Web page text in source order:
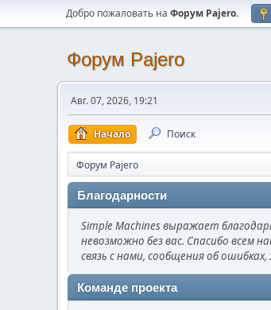
Добро пожаловать на Форум Pajero.
Форум Pajero
Авг. 07, 2026, 19:21
Начало Поиск
Форум Pajero
Благодарности
Simple Machines выражает
невозможно без вас. Спасибо всем
связь с нами, сообщения об
Команде проекта